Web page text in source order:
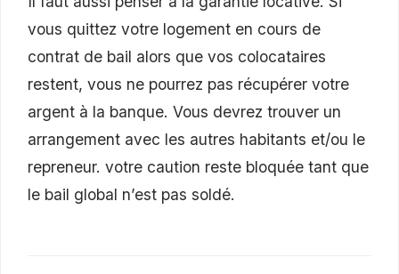
vous quittez votre logement en cours de
contrat de bail alors que vos colocataires
restent, vous ne pourrez pas récupérer votre
argent à la banque. Vous devrez trouver un
arrangement avec les autres habitants et/ou le
repreneur. votre caution reste bloquée tant que
le bail global n’est pas soldé.